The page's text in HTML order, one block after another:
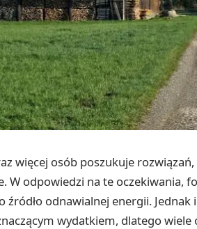
więcej osób poszukuje
W odpowiedzi na te oczekiwania,
odnawialnej energii. Jednak
wydatkiem, dlatego wiele